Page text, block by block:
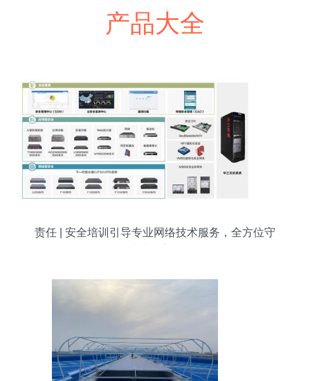
产品大全
责任 | 安全培训引导专业网络技术服务，全方位守